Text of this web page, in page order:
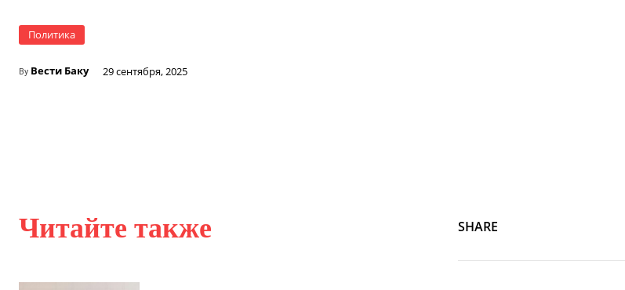
Политика
By Вести Баку 29 сентября, 2025
Читайте также SHARE